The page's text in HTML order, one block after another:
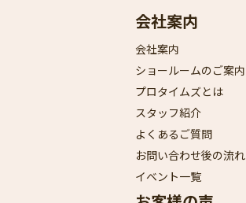
会社案内
会社案内
ショールームのご案内
プロタイムズとは
スタッフ紹介
よくあるご質問
お問い合わせ後の流れ
イベント一覧